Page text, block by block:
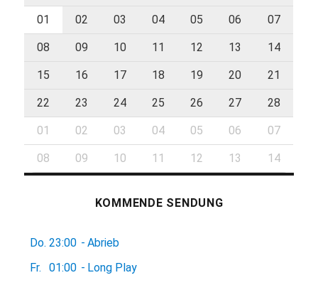
01 02 03 04 05 06 07
08 09 10 11 12 13 14
15 16 17 18 19 20 21
22 23 24 25 26 27 28
01 02 03 04 05 06 07
08 09 10 11 12 13 14
KOMMENDE SENDUNG
Do. 23:00 - Abrieb
Fr.
01:00 - Long Play